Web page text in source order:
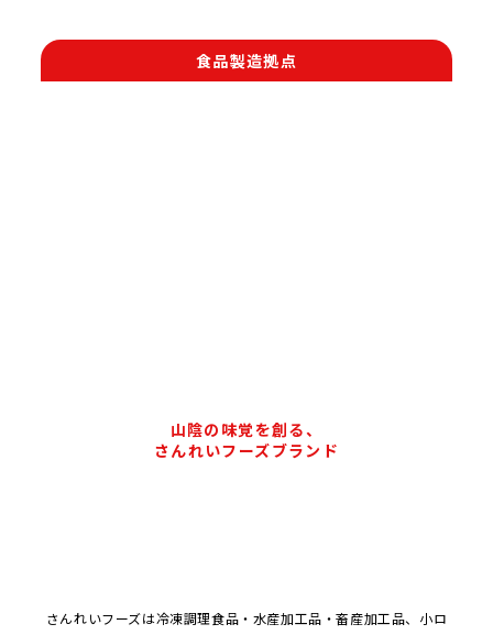
食品製造拠点
山陰の味覚を創る、
さんれいフーズブランド
さんれいフーズは冷凍調理食品・水産加工品・畜産加工品、小ロ